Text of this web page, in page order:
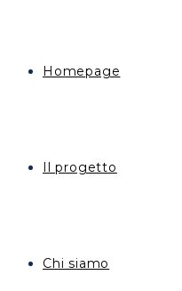
Homepage
Il progetto
Chi siamo